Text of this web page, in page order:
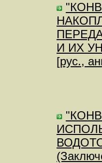
И ИХ
[рус.,